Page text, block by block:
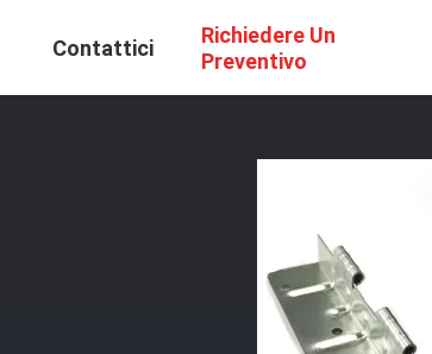
Contattici
Richiedere Un
Preventivo